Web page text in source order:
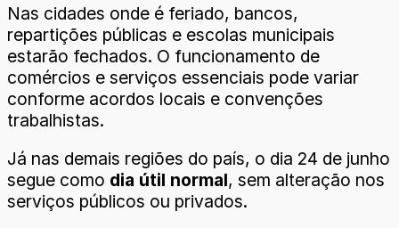
Nas cidades onde é feriado, bancos,
repartições públicas e escolas municipais
estarão fechados. O funcionamento de
comércios e serviços essenciais pode variar
conforme acordos locais e convenções
trabalhistas.
Já nas demais regiões do país, o dia 24 de junho
segue como dia útil normal, sem alteração nos
serviços públicos ou privados.